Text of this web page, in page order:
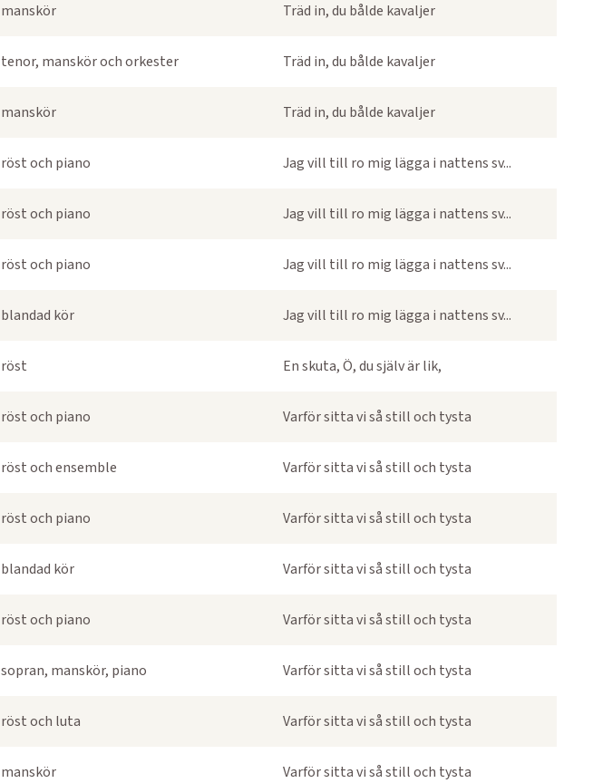
manskör Träd in, du bålde kavaljer
tenor, manskör och orkester Träd in, du bålde kavaljer
manskör Träd in, du bålde kavaljer
röst och piano Jag vill till ro mig lägga i nattens sv...
röst och piano Jag vill till ro mig lägga i nattens sv...
röst och piano Jag vill till ro mig lägga i nattens sv...
blandad kör Jag vill till ro mig lägga i nattens sv...
röst En skuta, Ö, du själv är lik,
röst och piano Varför sitta vi så still och tysta
röst och ensemble Varför sitta vi så still och tysta
röst och piano Varför sitta vi så still och tysta
blandad kör Varför sitta vi så still och tysta
röst och piano Varför sitta vi så still och tysta
sopran, manskör, piano Varför sitta vi så still och tysta
röst och luta Varför sitta vi så still och tysta
manskör Varför sitta vi så still och tysta